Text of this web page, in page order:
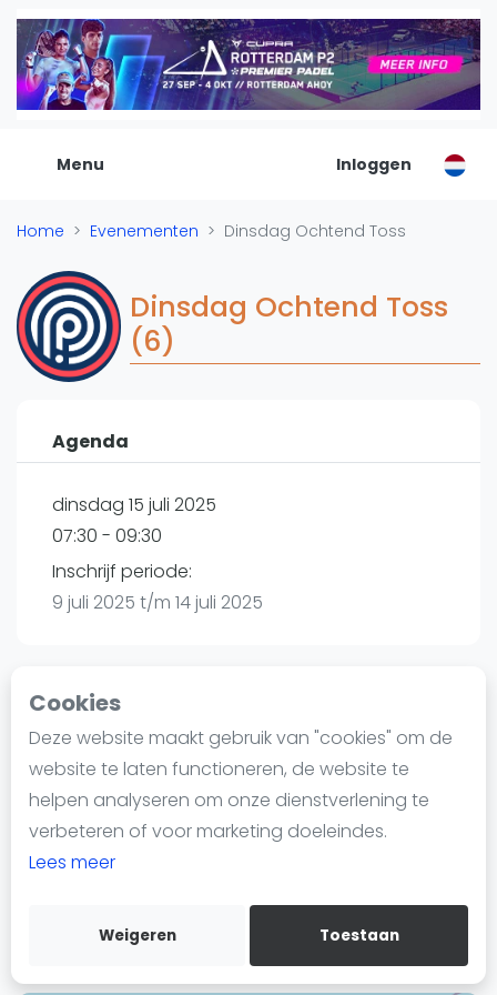
Cookies
Deze website maakt gebruik van "cookies" om de
website te laten functioneren, de website te
helpen analyseren om onze dienstverlening te
verbeteren of voor marketing doeleindes.
Lees meer
Weigeren Toestaan
Menu
De Padel Gids
Alle padel locaties
Padelwinkels
Organisatie
Banenbouwers
Overige categorien
Reserveringssystemen
Padelscholen
Toevoegen data
Padel
Nieuws
Blog artikelen
Vragen over padel
Padelgear
Informatie
Over ons
Contact
Adverteren
Insights
WhatsApp
Join WhatsApp Community
Inloggen
Home Evenementen Dinsdag Ochtend Toss
Dinsdag Ochtend Toss
(6)
Agenda
dinsdag 15 juli 2025
07:30 - 09:30
Inschrijf periode:
9 juli 2025 t/m 14 juli 2025
Playtomic (Geannuleerd)
Plaza Padel Sneek | Sneek
Molenkrite 130a
8608 XK Sneek
Routebeschrijving